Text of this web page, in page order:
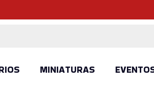
MINIATURAS